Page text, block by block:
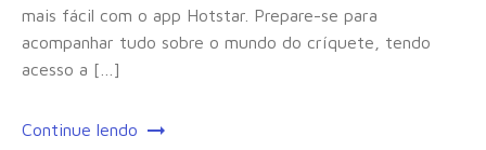
mais fácil com o app Hotstar. Prepare-se para
acompanhar tudo sobre o mundo do críquete, tendo
acesso a […]
Continue lendo